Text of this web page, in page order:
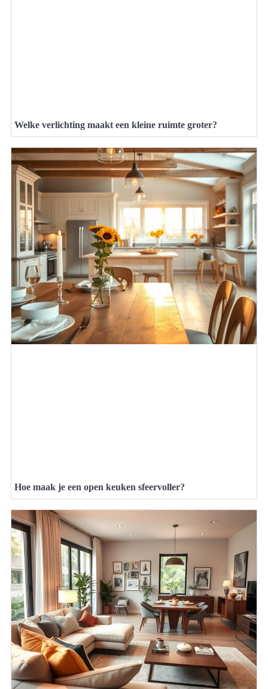
Welke verlichting maakt een kleine ruimte groter?
Hoe maak je een open keuken sfeervoller?